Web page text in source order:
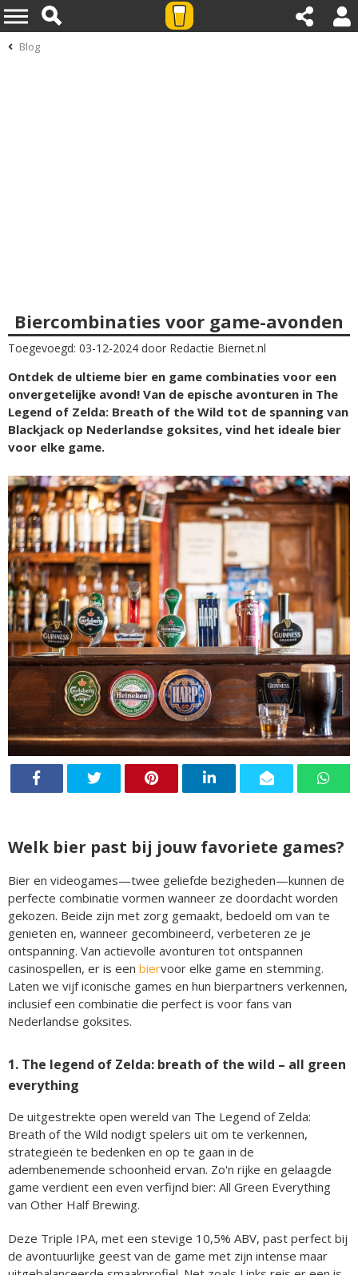
Blog
Biercombinaties voor game-avonden
Toegevoegd: 03-12-2024 door Redactie Biernet.nl
Ontdek de ultieme bier en game combinaties voor een
onvergetelijke avond! Van de epische avonturen in The
Legend of Zelda: Breath of the Wild tot de spanning van
Blackjack op Nederlandse goksites, vind het ideale bier
voor elke game.
Welk bier past bij jouw favoriete games?
Bier en videogames—twee geliefde bezigheden—kunnen de
perfecte combinatie vormen wanneer ze doordacht worden
gekozen. Beide zijn met zorg gemaakt, bedoeld om van te
genieten en, wanneer gecombineerd, verbeteren ze je
ontspanning. Van actievolle avonturen tot ontspannen
casinospellen, er is een biervoor elke game en stemming.
Laten we vijf iconische games en hun bierpartners verkennen,
inclusief een combinatie die perfect is voor fans van
Nederlandse goksites.
1. The legend of Zelda: breath of the wild – all green
everything
De uitgestrekte open wereld van The Legend of Zelda:
Breath of the Wild nodigt spelers uit om te verkennen,
strategieën te bedenken en op te gaan in de
adembenemende schoonheid ervan. Zo'n rijke en gelaagde
game verdient een even verfijnd bier: All Green Everything
van Other Half Brewing.
Deze Triple IPA, met een stevige 10,5% ABV, past perfect bij
de avontuurlijke geest van de game met zijn intense maar